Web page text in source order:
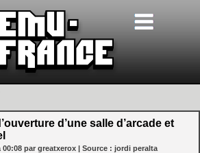
d’une salle d’arcade et
00:08 par greatxerox | Source : jordi peralta